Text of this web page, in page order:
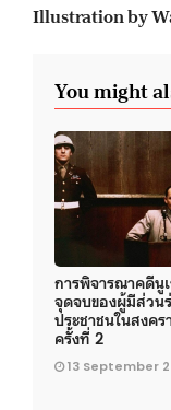
Illustration by
You might
การพิจารณาคดีนู
จุดจบของผู้มีส่วน
ประชาชนในสงคร
ครั้งที่ 2
13 September